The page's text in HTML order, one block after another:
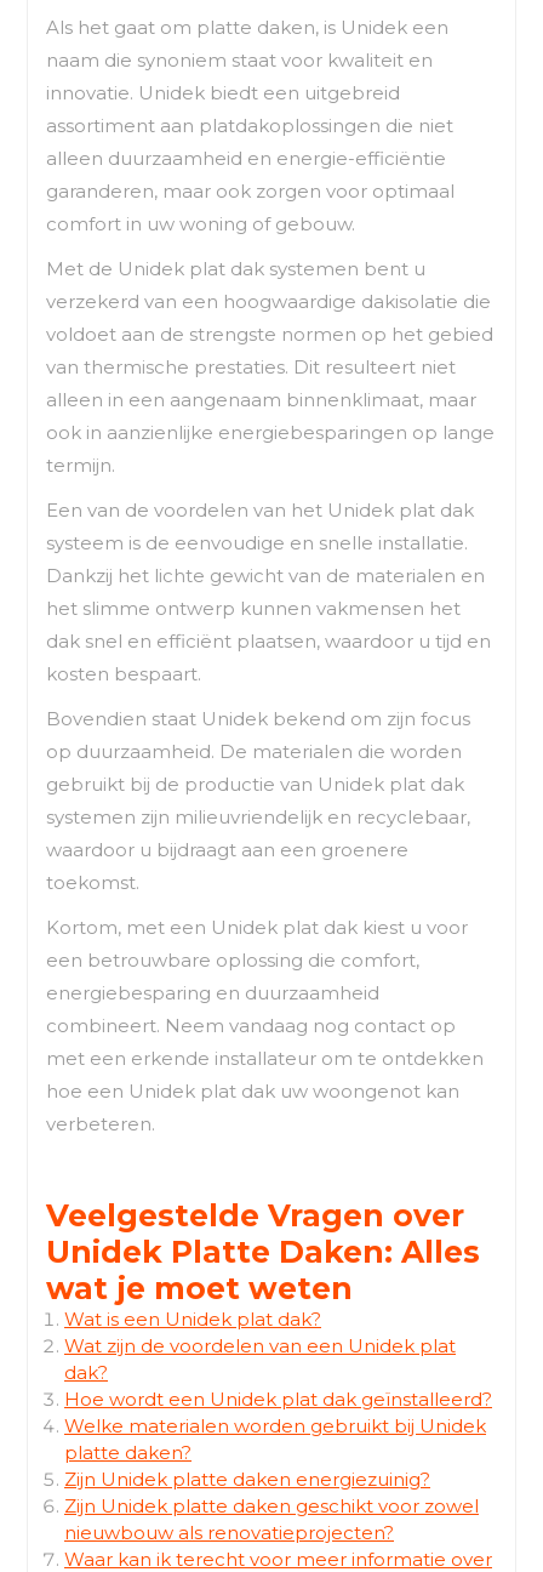
Als het gaat om platte daken, is Unidek een
naam die synoniem staat voor kwaliteit en
innovatie. Unidek biedt een uitgebreid
assortiment aan platdakoplossingen die niet
alleen duurzaamheid en energie-efficiëntie
garanderen, maar ook zorgen voor optimaal
comfort in uw woning of gebouw.
Met de Unidek plat dak systemen bent u
verzekerd van een hoogwaardige dakisolatie die
voldoet aan de strengste normen op het gebied
van thermische prestaties. Dit resulteert niet
alleen in een aangenaam binnenklimaat, maar
ook in aanzienlijke energiebesparingen op lange
termijn.
Een van de voordelen van het Unidek plat dak
systeem is de eenvoudige en snelle installatie.
Dankzij het lichte gewicht van de materialen en
het slimme ontwerp kunnen vakmensen het
dak snel en efficiënt plaatsen, waardoor u tijd en
kosten bespaart.
Bovendien staat Unidek bekend om zijn focus
op duurzaamheid. De materialen die worden
gebruikt bij de productie van Unidek plat dak
systemen zijn milieuvriendelijk en recyclebaar,
waardoor u bijdraagt aan een groenere
toekomst.
Kortom, met een Unidek plat dak kiest u voor
een betrouwbare oplossing die comfort,
energiebesparing en duurzaamheid
combineert. Neem vandaag nog contact op
met een erkende installateur om te ontdekken
hoe een Unidek plat dak uw woongenot kan
verbeteren.
Veelgestelde Vragen over
Unidek Platte Daken: Alles
wat je moet weten
Wat is een Unidek plat dak?
Wat zijn de voordelen van een Unidek plat
dak?
Hoe wordt een Unidek plat dak geïnstalleerd?
Welke materialen worden gebruikt bij Unidek
platte daken?
Zijn Unidek platte daken energiezuinig?
Zijn Unidek platte daken geschikt voor zowel
nieuwbouw als renovatieprojecten?
Waar kan ik terecht voor meer informatie over